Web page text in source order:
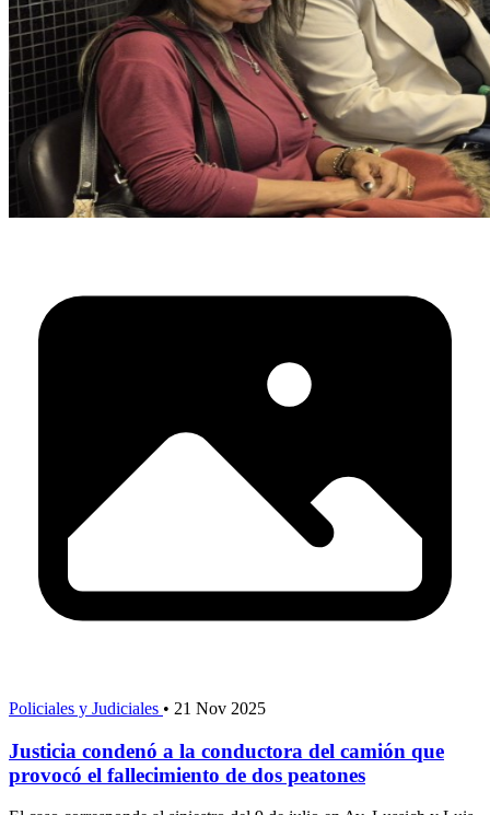
Policiales y Judiciales • 21 Nov 2025
Justicia condenó a la conductora del camión que
provocó el fallecimiento de dos peatones